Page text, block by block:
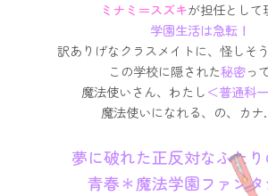
ミナミ＝スズキが担任として
学園生活は急転！
訳ありげなクラスメイトに、怪しそ
この学校に隠された秘密っ
魔法使いさん、わたし＜普通科
魔法使いになれる、の、カ
夢に破れた正反対なふた
青春＊魔法学園ファンタ